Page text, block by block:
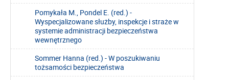
Pomykała M., Pondel E. (red.) -
Wyspecjalizowane służby, inspekcje i straże w
systemie administracji bezpieczeństwa
wewnętrznego
Sommer Hanna (red.) - W poszukiwaniu
tożsamości bezpieczeństwa